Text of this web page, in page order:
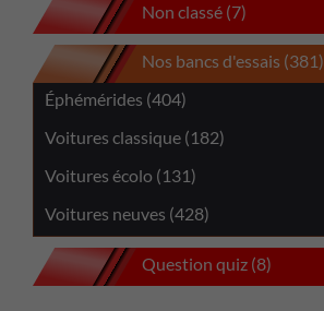
Non classé (7)
Nos bancs d'essais (381)
Éphémérides (404)
Voitures classique (182)
Voitures écolo (131)
Voitures neuves (428)
Question quiz (8)